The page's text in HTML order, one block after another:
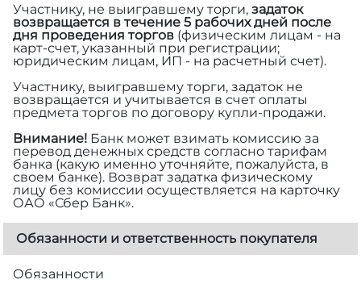
Участнику, не выигравшему торги, задаток
возвращается в течение 5 рабочих дней после
дня проведения торгов (физическим лицам - на
карт-счет, указанный при регистрации;
юридическим лицам, ИП - на расчетный счет).
Участнику, выигравшему торги, задаток не
возвращается и учитывается в счет оплаты
предмета торгов по договору купли-продажи.
Внимание! Банк может взимать комиссию за
перевод денежных средств согласно тарифам
банка (какую именно уточняйте, пожалуйста, в
своем банке). Возврат задатка физическому
лицу без комиссии осуществляется на карточку
ОАО «Сбер Банк».
Обязанности и ответственность покупателя
Обязанности